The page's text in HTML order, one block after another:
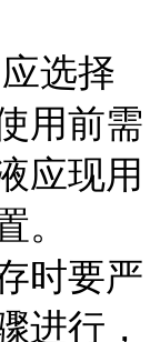
选择
用前需
应现用
。
时要严
进行，